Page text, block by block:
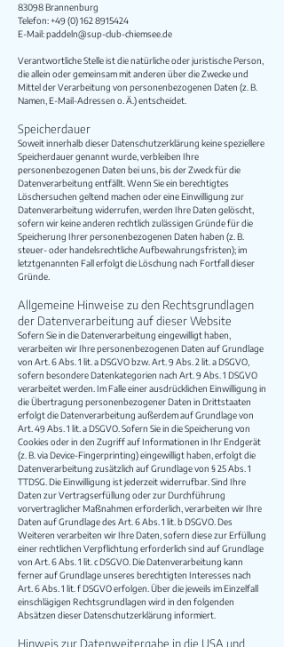
83098 Brannenburg
Telefon:+49 (0) 162 8915424
E-Mail:paddeln@sup-club-chiemsee.de
Verantwortliche Stelle ist die natürliche oder juristische Person,
die allein oder gemeinsam mit anderen über die Zwecke und
Mittel der Verarbeitung von personenbezogenen Daten (z. B.
Namen, E-Mail-Adressen o. Ä.) entscheidet.
Speicherdauer
Soweit innerhalb dieser Datenschutzerklärung keine speziellere
Speicherdauer genannt wurde, verbleiben Ihre
personenbezogenen Daten bei uns, bis der Zweck für die
Datenverarbeitung entfällt. Wenn Sie ein berechtigtes
Löschersuchen geltend machen oder eine Einwilligung zur
Datenverarbeitung widerrufen, werden Ihre Daten gelöscht,
sofern wir keine anderen rechtlich zulässigen Gründe für die
Speicherung Ihrer personenbezogenen Daten haben (z. B.
steuer- oder handelsrechtliche Aufbewahrungsfristen); im
letztgenannten Fall erfolgt die Löschung nach Fortfall dieser
Gründe.
Allgemeine Hinweise zu den Rechtsgrundlagen
der Datenverarbeitung auf dieser Website
Sofern Sie in die Datenverarbeitung eingewilligt haben,
verarbeiten wir Ihre personenbezogenen Daten auf Grundlage
von Art. 6 Abs. 1 lit. a DSGVO bzw. Art. 9 Abs. 2 lit. a DSGVO,
sofern besondere Datenkategorien nach Art. 9 Abs. 1 DSGVO
verarbeitet werden. Im Falle einer ausdrücklichen Einwilligung in
die Übertragung personenbezogener Daten in Drittstaaten
erfolgt die Datenverarbeitung außerdem auf Grundlage von
Art. 49 Abs. 1 lit. a DSGVO. Sofern Sie in die Speicherung von
Cookies oder in den Zugriff auf Informationen in Ihr Endgerät
(z. B. via Device-Fingerprinting) eingewilligt haben, erfolgt die
Datenverarbeitung zusätzlich auf Grundlage von § 25 Abs. 1
TTDSG. Die Einwilligung ist jederzeit widerrufbar. Sind Ihre
Daten zur Vertragserfüllung oder zur Durchführung
vorvertraglicher Maßnahmen erforderlich, verarbeiten wir Ihre
Daten auf Grundlage des Art. 6 Abs. 1 lit. b DSGVO. Des
Weiteren verarbeiten wir Ihre Daten, sofern diese zur Erfüllung
einer rechtlichen Verpflichtung erforderlich sind auf Grundlage
von Art. 6 Abs. 1 lit. c DSGVO. Die Datenverarbeitung kann
ferner auf Grundlage unseres berechtigten Interesses nach
Art. 6 Abs. 1 lit. f DSGVO erfolgen. Über die jeweils im Einzelfall
einschlägigen Rechtsgrundlagen wird in den folgenden
Absätzen dieser Datenschutzerklärung informiert.
Hinweis zur Datenweitergabe in die USA und